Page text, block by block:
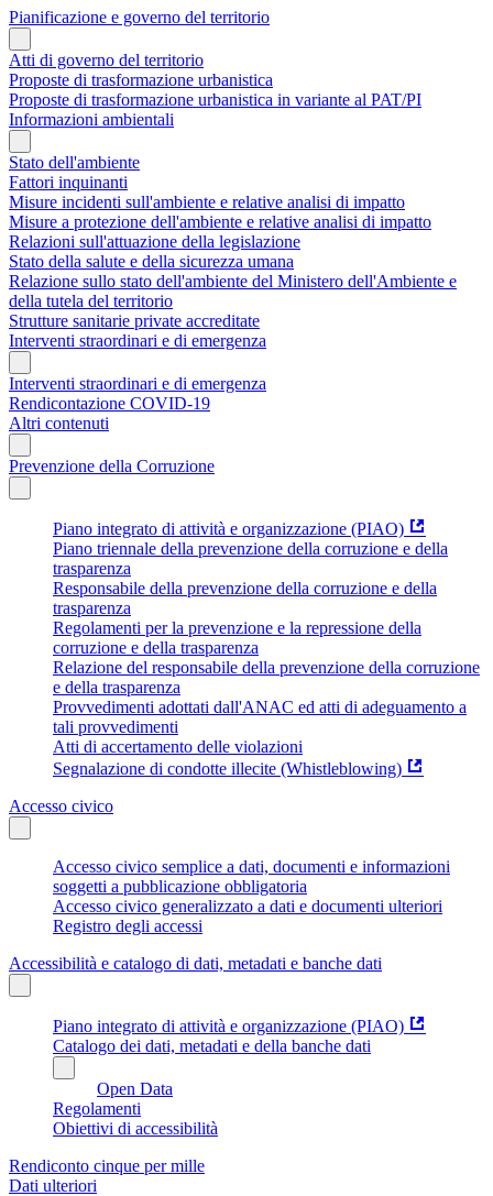
Pianificazione e governo del territorio
Atti di governo del territorio
Proposte di trasformazione urbanistica
Proposte di trasformazione urbanistica in variante al PAT/PI
Informazioni ambientali
Stato dell'ambiente
Fattori inquinanti
Misure incidenti sull'ambiente e relative analisi di impatto
Misure a protezione dell'ambiente e relative analisi di impatto
Relazioni sull'attuazione della legislazione
Stato della salute e della sicurezza umana
Relazione sullo stato dell'ambiente del Ministero dell'Ambiente e
della tutela del territorio
Strutture sanitarie private accreditate
Interventi straordinari e di emergenza
Interventi straordinari e di emergenza
Rendicontazione COVID-19
Altri contenuti
Prevenzione della Corruzione
Piano integrato di attività e organizzazione (PIAO)
Piano triennale della prevenzione della corruzione e della
trasparenza
Responsabile della prevenzione della corruzione e della
trasparenza
Regolamenti per la prevenzione e la repressione della
corruzione e della trasparenza
Relazione del responsabile della prevenzione della corruzione
e della trasparenza
Provvedimenti adottati dall'ANAC ed atti di adeguamento a
tali provvedimenti
Atti di accertamento delle violazioni
Segnalazione di condotte illecite (Whistleblowing)
Accesso civico
Accesso civico semplice a dati, documenti e informazioni
soggetti a pubblicazione obbligatoria
Accesso civico generalizzato a dati e documenti ulteriori
Registro degli accessi
Accessibilità e catalogo di dati, metadati e banche dati
Piano integrato di attività e organizzazione (PIAO)
Catalogo dei dati, metadati e della banche dati
Open Data
Regolamenti
Obiettivi di accessibilità
Rendiconto cinque per mille
Dati ulteriori